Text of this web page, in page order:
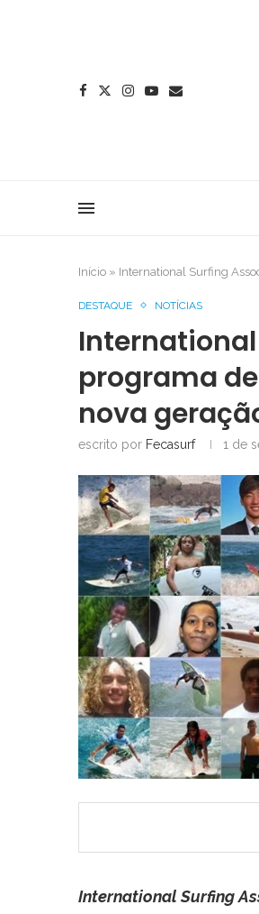
Início » International Surfing
DESTAQUE NOTÍCIAS
programa
nova
escrito por Fecasurf 1 de
International Surfing